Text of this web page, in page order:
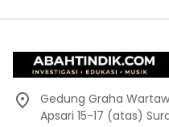
Gedung Graha
Apsari 15-17 (atas)